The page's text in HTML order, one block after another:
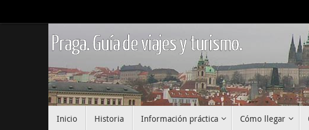
al
Praga. Guía de viajes y turismo.
Inicio Historia Información práctica Cómo llegar